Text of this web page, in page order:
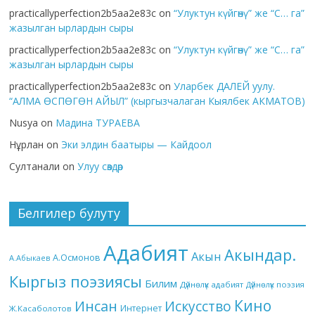
practicallyperfection2b5aa2e83c on“Улуктун күйгөнү” же “С… га”
жазылган ырлардын сыры
practicallyperfection2b5aa2e83c on“Улуктун күйгөнү” же “С… га”
жазылган ырлардын сыры
practicallyperfection2b5aa2e83c onУларбек ДАЛЕЙ уулу.
“АЛМА ӨСПӨГӨН АЙЫЛ” (кыргызчалаган Кыялбек АКМАТОВ)
Nusya on Мадина ТУРАЕВА
Нұрлан on Эки элдин баатыры — Кайдоол
Султанали onУлуу сөздөр
Белгилер булуту
А.Абыкаев А.Осмонов Адабият Акын Акындар.
Кыргыз поэзиясы Билим Дүйнөлүк адабият Дүйнөлүк поэзия
Ж.Касаболотов Инсан Интернет Искусство Кино